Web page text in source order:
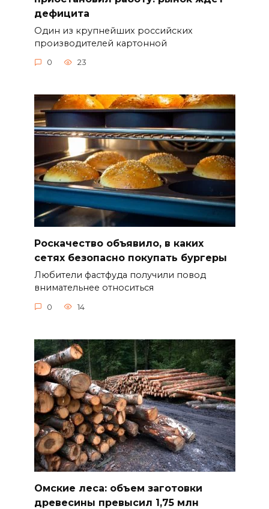
дефицита
Один из крупнейших российских
производителей картонной
0 23
Роскачество объявило, в каких
сетях безопасно покупать бургеры
Любители фастфуда получили повод
внимательнее относиться
0 14
Омские леса: объем заготовки
древесины превысил 1,75 млн